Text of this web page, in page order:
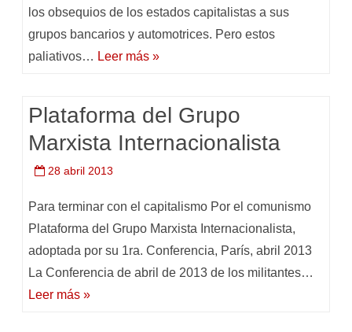
los obsequios de los estados capitalistas a sus
grupos bancarios y automotrices. Pero estos
paliativos… Leer más »
Plataforma del Grupo
Marxista Internacionalista
28 abril 2013
Para terminar con el capitalismo Por el comunismo
Plataforma del Grupo Marxista Internacionalista,
adoptada por su 1ra. Conferencia, París, abril 2013
La Conferencia de abril de 2013 de los militantes…
Leer más »